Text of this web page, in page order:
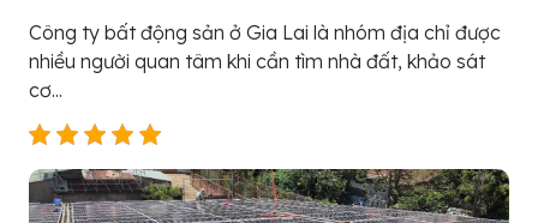
Công ty bất động sản ở Gia Lai là nhóm địa chỉ được
nhiều người quan tâm khi cần tìm nhà đất, khảo sát
cơ...